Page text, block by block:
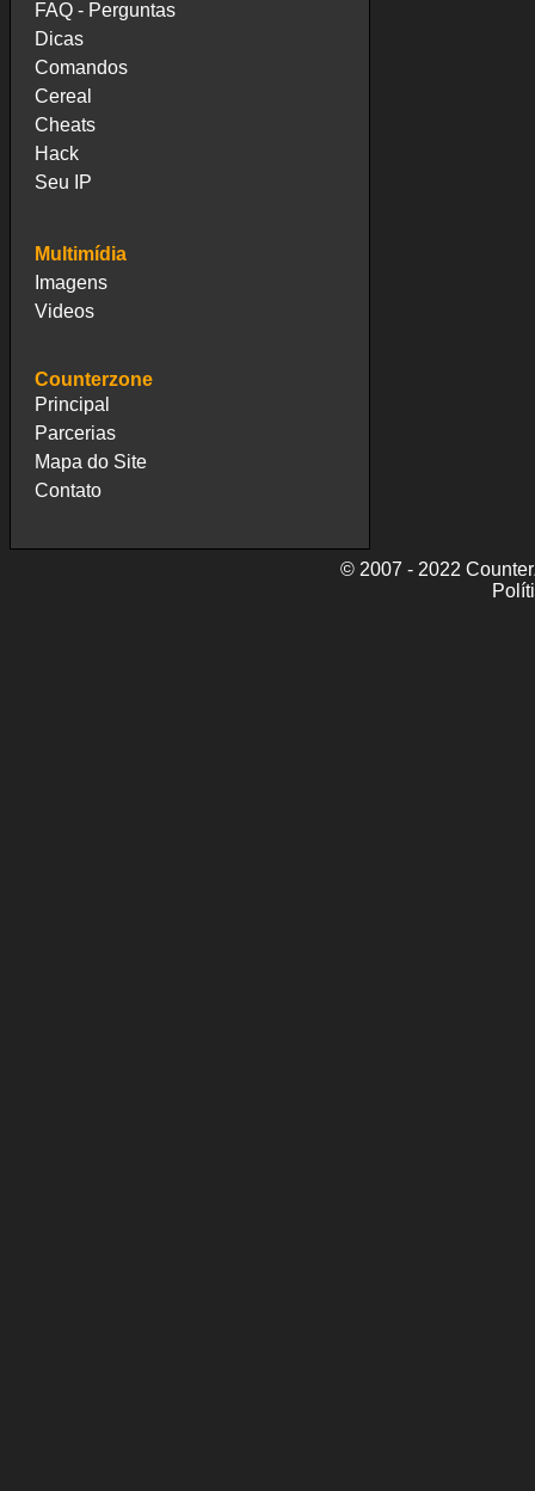
FAQ - Perguntas
Dicas
Comandos
Cereal
Cheats
Hack
Seu IP
Multimídia
Imagens
Videos
Counterzone
Principal
Parcerias
Mapa do Site
Contato
© 2007 - 2022